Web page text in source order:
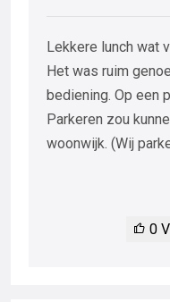
Lekkere lunch wat
Het was ruim
bediening. Op een
Parkeren zou
woonwijk. (Wij
0